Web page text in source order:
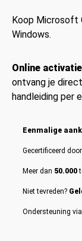
Koop Microsoft
Windows.
Online activatie
ontvang je
handleiding per
Eenmalige
Gecertificeerd door
Meer dan 50.000
Niet tevreden?
Ondersteuning via